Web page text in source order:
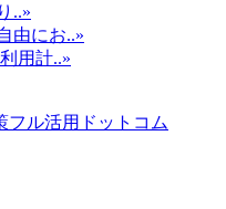
..»
由にお..»
用計..»